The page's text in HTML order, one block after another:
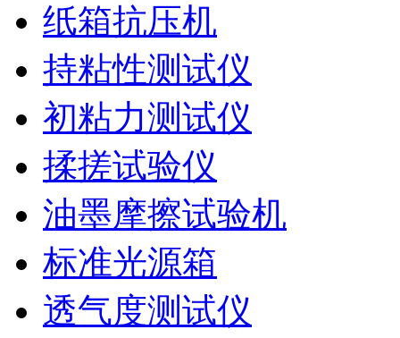
纸箱抗压机
持粘性测试仪
初粘力测试仪
揉搓试验仪
油墨摩擦试验机
标准光源箱
透气度测试仪